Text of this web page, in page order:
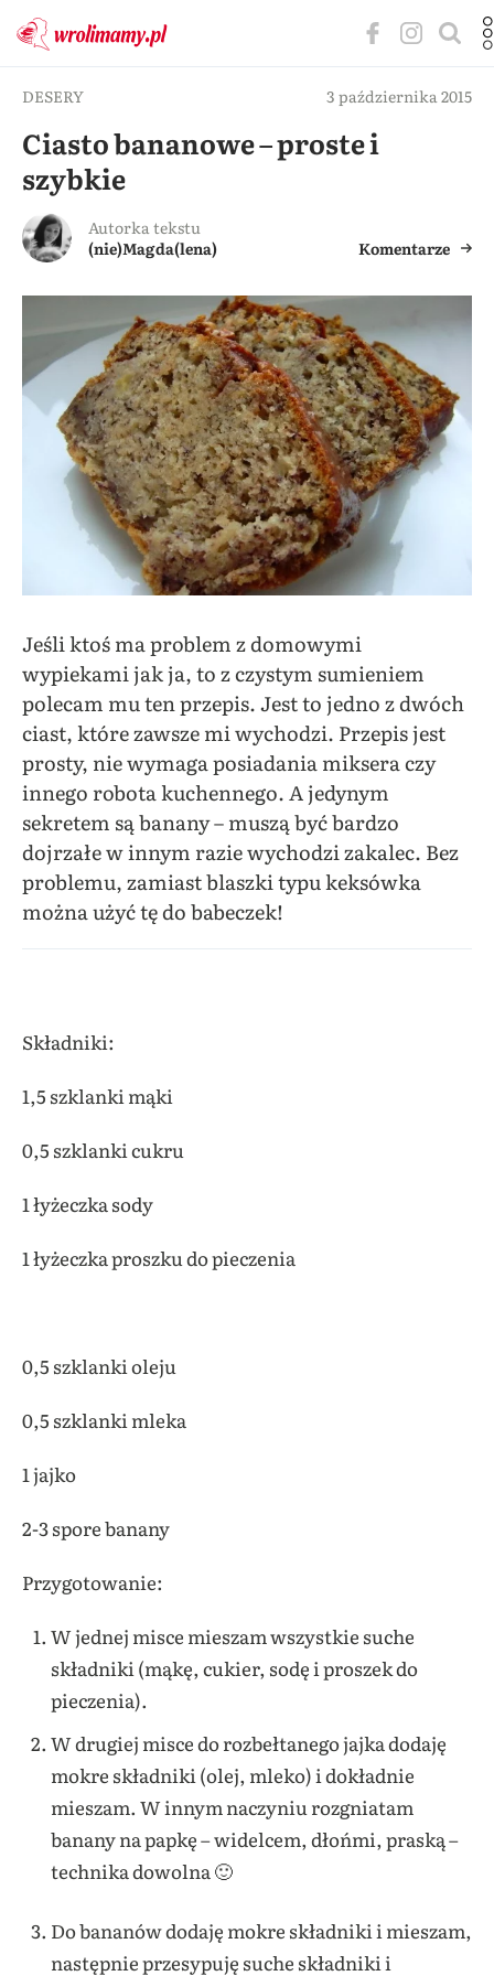
DESERY 3 października 2015
Ciasto bananowe – proste i
szybkie
Autorka tekstu
(nie)Magda(lena)
Komentarze
Jeśli ktoś ma problem z domowymi
wypiekami jak ja, to z czystym sumieniem
polecam mu ten przepis. Jest to jedno z dwóch
ciast, które zawsze mi wychodzi. Przepis jest
prosty, nie wymaga posiadania miksera czy
innego robota kuchennego. A jedynym
sekretem są banany – muszą być bardzo
dojrzałe w innym razie wychodzi zakalec. Bez
problemu, zamiast blaszki typu keksówka
można użyć tę do babeczek!
Składniki:
1,5 szklanki mąki
0,5 szklanki cukru
1 łyżeczka sody
1 łyżeczka proszku do pieczenia
0,5 szklanki oleju
0,5 szklanki mleka
1 jajko
2-3 spore banany
Przygotowanie:
W jednej misce mieszam wszystkie suche
składniki (mąkę, cukier, sodę i proszek do
pieczenia).
W drugiej misce do rozbełtanego jajka dodaję
mokre składniki (olej, mleko) i dokładnie
mieszam. W innym naczyniu rozgniatam
banany na papkę – widelcem, dłońmi, praską –
technika dowolna 🙂
Do bananów dodaję mokre składniki i mieszam,
następnie przesypuję suche składniki i